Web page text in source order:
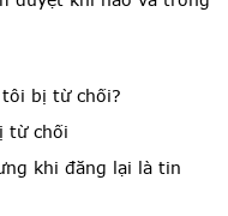
bị từ chối?
từ chối
khi đăng lại là tin